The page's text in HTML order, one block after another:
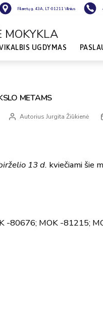
Filaretų g. 43A, LT-01211 Vilnius
MOKYKLA
UGDYMAS
METAMS
ĮrašoAutoriusJurgita Žiūkienė
13 d. kviečiami šie
-80676; MOK -81215;